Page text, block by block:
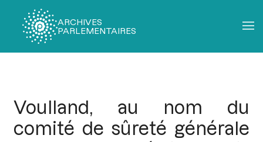
ARCHIVES
PARLEMENTAIRES
Voulland, au nom du
comité de sûreté générale